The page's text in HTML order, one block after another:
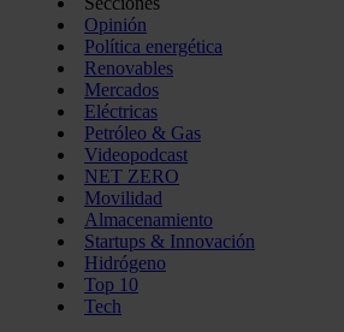
Opinión
Política energética
Renovables
Mercados
Eléctricas
Petróleo & Gas
Videopodcast
NET ZERO
Movilidad
Almacenamiento
Startups & Innovación
Hidrógeno
Top 10
Tech